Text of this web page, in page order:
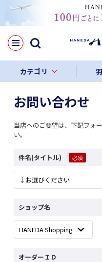
カテゴリ
お問い合わせ
当店へのご要望は、下記フォ
い。
件名(タイトル)
ショップ名
オーダーＩＤ